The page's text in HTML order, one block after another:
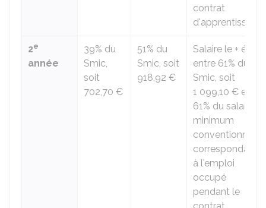
contrat
d'apprentissage.
2e
année
39% du
Smic,
soit
702,70 €
51% du
Smic, soit
918,92 €
Salaire le + élevé
entre 61% du
Smic, soit
1 099,10 € et
61% du salaire
minimum
conventionnel
correspondant
à l'emploi
occupé
pendant le